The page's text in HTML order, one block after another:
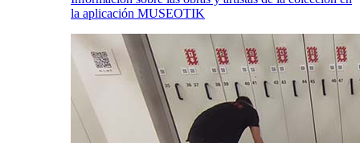
la aplicación MUSEOTIK